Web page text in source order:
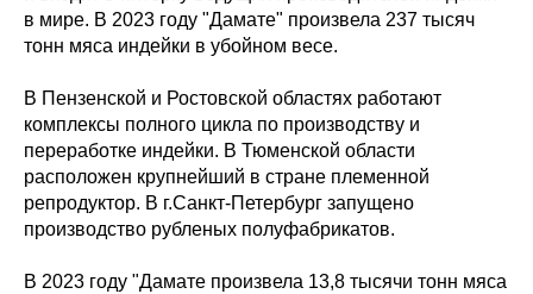
в мире. В 2023 году "Дамате" произвела 237 тысяч
тонн мяса индейки в убойном весе.
В Пензенской и Ростовской областях работают
комплексы полного цикла по производству и
переработке индейки. В Тюменской области
расположен крупнейший в стране племенной
репродуктор. В г.Санкт-Петербург запущено
производство рубленых полуфабрикатов.
В 2023 году "Дамате произвела 13,8 тысячи тонн мяса